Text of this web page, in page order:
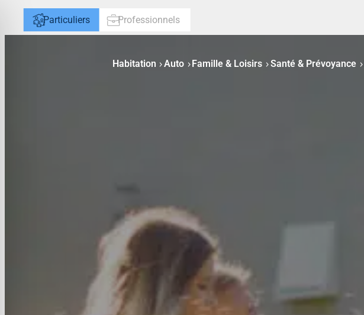
contenu
Particuliers Professionnels
Habitation Auto Famille & Loisirs Santé & Prévoyance